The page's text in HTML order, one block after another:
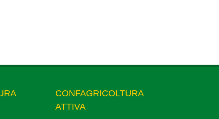
CONFAGRICOLTURA
ATTIVA